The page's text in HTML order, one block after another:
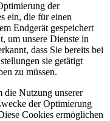
der
ein, die für einen
Endgerät gespeichert
um unsere Dienste in
dass Sie bereits bei
sie getätigt
zu müssen.
die Nutzung unserer
der Optimierung
Cookies ermöglichen